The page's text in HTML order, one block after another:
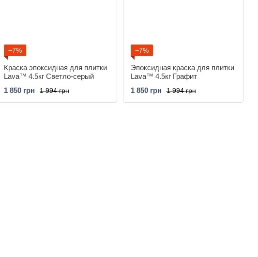
−7%
Краска эпоксидная для плитки
Lava™ 4.5кг Светло-серый
1 994 грн
1 850 грн
−7%
Эпоксидная краска для плитки
Lava™ 4.5кг Графит
1 994 грн
1 850 грн